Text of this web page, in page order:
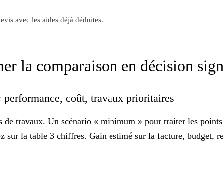
avec les aides déjà déduites.
la comparaison en décision
performance, coût, travaux prioritaires
de travaux. Un scénario « minimum » pour traiter les
sur la table 3 chiffres. Gain estimé sur la facture, budget,